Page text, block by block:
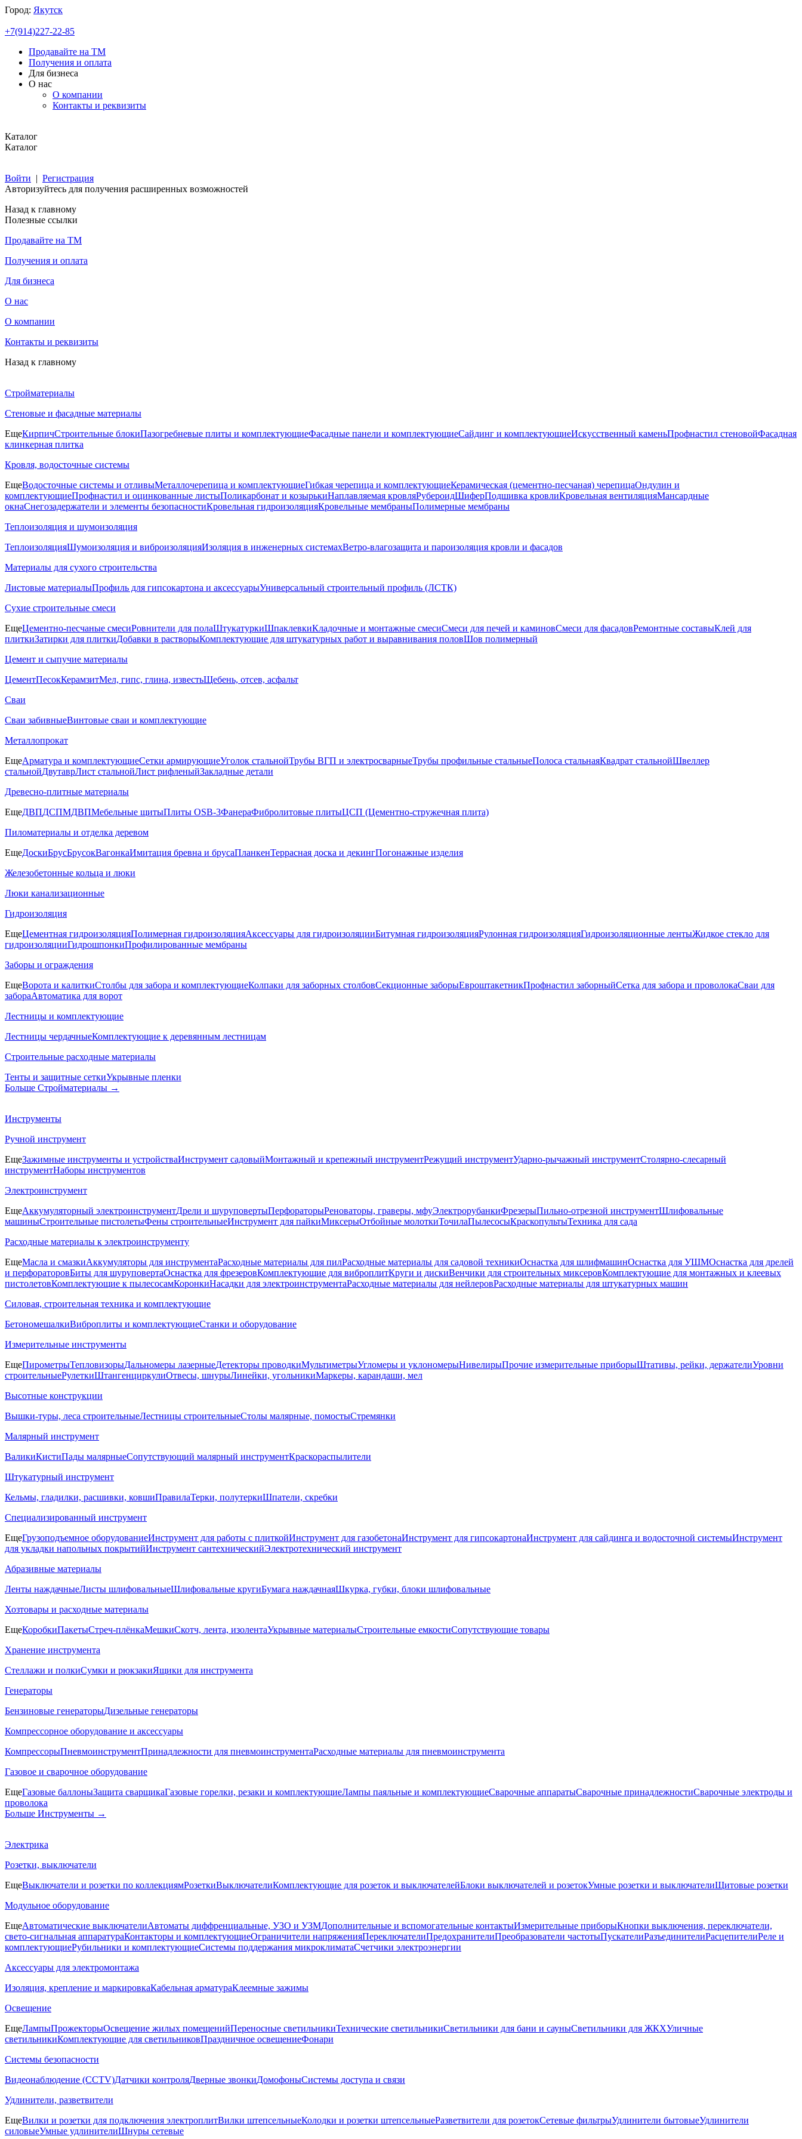
Город: Якутск
+7(914)227-22-85
Продавайте на ТМ
Получения и оплата
Для бизнеса
О нас
О компании
Контакты и реквизиты
Каталог
Каталог
Войти | Регистрация
Авторизуйтесь для получения расширенных возможностей
Назад к главному
Полезные ссылки
Продавайте на ТМ
Получения и оплата
Для бизнеса
О нас
О компании
Контакты и реквизиты
Назад к главному
Стройматериалы
Стеновые и фасадные материалы
ЕщеКирпичСтроительные блокиПазогребневые плиты и комплектующиеФасадные панели и комплектующиеСайдинг и комплектующиеИскусственный каменьПрофнастил стеновойФасадная
клинкерная плитка
Кровля, водосточные системы
ЕщеВодосточные системы и отливыМеталлочерепица и комплектующиеГибкая черепица и комплектующиеКерамическая (цементно-песчаная) черепицаОндулин и
комплектующиеПрофнастил и оцинкованные листыПоликарбонат и козырькиНаплавляемая кровляРубероидШиферПодшивка кровлиКровельная вентиляцияМансардные
окнаСнегозадержатели и элементы безопасностиКровельная гидроизоляцияКровельные мембраныПолимерные мембраны
Теплоизоляция и шумоизоляция
ТеплоизоляцияШумоизоляция и виброизоляцияИзоляция в инженерных системахВетро-влагозащита и пароизоляция кровли и фасадов
Материалы для сухого строительства
Листовые материалыПрофиль для гипсокартона и аксессуарыУниверсальный строительный профиль (ЛСТК)
Сухие строительные смеси
ЕщеЦементно-песчаные смесиРовнители для полаШтукатуркиШпаклевкиКладочные и монтажные смесиСмеси для печей и каминовСмеси для фасадовРемонтные составыКлей для
плиткиЗатирки для плиткиДобавки в растворыКомплектующие для штукатурных работ и выравнивания половШов полимерный
Цемент и сыпучие материалы
ЦементПесокКерамзитМел, гипс, глина, известьЩебень, отсев, асфальт
Сваи
Сваи забивныеВинтовые сваи и комплектующие
Металлопрокат
ЕщеАрматура и комплектующиеСетки армирующиеУголок стальнойТрубы ВГП и электросварныеТрубы профильные стальныеПолоса стальнаяКвадрат стальнойШвеллер
стальнойДвутаврЛист стальнойЛист рифленыйЗакладные детали
Древесно-плитные материалы
ЕщеДВПДСПМДВПМебельные щитыПлиты OSB-3ФанераФибролитовые плитыЦСП (Цементно-стружечная плита)
Пиломатериалы и отделка деревом
ЕщеДоскиБрусБрусокВагонкаИмитация бревна и брусаПланкенТеррасная доска и декингПогонажные изделия
Железобетонные кольца и люки
Люки канализационные
Гидроизоляция
ЕщеЦементная гидроизоляцияПолимерная гидроизоляцияАксессуары для гидроизоляцииБитумная гидроизоляцияРулонная гидроизоляцияГидроизоляционные лентыЖидкое стекло для
гидроизоляцииГидрошпонкиПрофилированные мембраны
Заборы и ограждения
ЕщеВорота и калиткиСтолбы для забора и комплектующиеКолпаки для заборных столбовСекционные заборыЕвроштакетникПрофнастил заборныйСетка для забора и проволокаСваи для
забораАвтоматика для ворот
Лестницы и комплектующие
Лестницы чердачныеКомплектующие к деревянным лестницам
Строительные расходные материалы
Тенты и защитные сеткиУкрывные пленки
Больше Стройматериалы →
Инструменты
Ручной инструмент
ЕщеЗажимные инструменты и устройстваИнструмент садовыйМонтажный и крепежный инструментРежущий инструментУдарно-рычажный инструментСтолярно-слесарный
инструментНаборы инструментов
Электроинструмент
ЕщеАккумуляторный электроинструментДрели и шуруповертыПерфораторыРеноваторы, граверы, мфуЭлектрорубанкиФрезерыПильно-отрезной инструментШлифовальные
машиныСтроительные пистолетыФены строительныеИнструмент для пайкиМиксерыОтбойные молоткиТочилаПылесосыКраскопультыТехника для сада
Расходные материалы к электроинструменту
ЕщеМасла и смазкиАккумуляторы для инструментаРасходные материалы для пилРасходные материалы для садовой техникиОснастка для шлифмашинОснастка для УШМОснастка для дрелей
и перфораторовБиты для шуруповертаОснастка для фрезеровКомплектующие для виброплитКруги и дискиВенчики для строительных миксеровКомплектующие для монтажных и клеевых
пистолетовКомплектующие к пылесосамКоронкиНасадки для электроинструментаРасходные материалы для нейлеровРасходные материалы для штукатурных машин
Силовая, строительная техника и комплектующие
БетономешалкиВиброплиты и комплектующиеСтанки и оборудование
Измерительные инструменты
ЕщеПирометрыТепловизорыДальномеры лазерныеДетекторы проводкиМультиметрыУгломеры и уклономерыНивелирыПрочие измерительные приборыШтативы, рейки, держателиУровни
строительныеРулеткиШтангенциркулиОтвесы, шнурыЛинейки, угольникиМаркеры, карандаши, мел
Высотные конструкции
Вышки-туры, леса строительныеЛестницы строительныеСтолы малярные, помостыСтремянки
Малярный инструмент
ВаликиКистиПады малярныеСопутствующий малярный инструментКраскораспылители
Штукатурный инструмент
Кельмы, гладилки, расшивки, ковшиПравилаТерки, полутеркиШпатели, скребки
Специализированный инструмент
ЕщеГрузоподъемное оборудованиеИнструмент для работы с плиткойИнструмент для газобетонаИнструмент для гипсокартонаИнструмент для сайдинга и водосточной системыИнструмент
для укладки напольных покрытийИнструмент сантехническийЭлектротехнический инструмент
Абразивные материалы
Ленты наждачныеЛисты шлифовальныеШлифовальные кругиБумага наждачнаяШкурка, губки, блоки шлифовальные
Хозтовары и расходные материалы
ЕщеКоробкиПакетыСтреч-плёнкаМешкиСкотч, лента, изолентаУкрывные материалыСтроительные емкостиСопутствующие товары
Хранение инструмента
Стеллажи и полкиСумки и рюкзакиЯщики для инструмента
Генераторы
Бензиновые генераторыДизельные генераторы
Компрессорное оборудование и аксессуары
КомпрессорыПневмоинструментПринадлежности для пневмоинструментаРасходные материалы для пневмоинструмента
Газовое и сварочное оборудование
ЕщеГазовые баллоныЗащита сварщикаГазовые горелки, резаки и комплектующиеЛампы паяльные и комплектующиеСварочные аппаратыСварочные принадлежностиСварочные электроды и
проволока
Больше Инструменты →
Электрика
Розетки, выключатели
ЕщеВыключатели и розетки по коллекциямРозеткиВыключателиКомплектующие для розеток и выключателейБлоки выключателей и розетокУмные розетки и выключателиЩитовые розетки
Модульное оборудование
ЕщеАвтоматические выключателиАвтоматы диффренциальные, УЗО и УЗМДополнительные и вспомогательные контактыИзмерительные приборыКнопки выключения, переключатели,
свето-сигнальная аппаратураКонтакторы и комплектующиеОграничители напряженияПереключателиПредохранителиПреобразователи частотыПускателиРазъединителиРасцепителиРеле и
комплектующиеРубильники и комплектующиеСистемы поддержания микроклиматаСчетчики электроэнергии
Аксессуары для электромонтажа
Изоляция, крепление и маркировкаКабельная арматураКлеемные зажимы
Освещение
ЕщеЛампыПрожекторыОсвещение жилых помещенийПереносные светильникиТехнические светильникиСветильники для бани и сауныСветильники для ЖКХУличные
светильникиКомплектующие для светильниковПраздничное освещениеФонари
Системы безопасности
Видеонаблюдение (CCTV)Датчики контроляДверные звонкиДомофоныСистемы доступа и связи
Удлинители, разветвители
ЕщеВилки и розетки для подключения электроплитВилки штепсельныеКолодки и розетки штепсельныеРазветвители для розетокСетевые фильтрыУдлинители бытовыеУдлинители
силовыеУмные удлинителиШнуры сетевые